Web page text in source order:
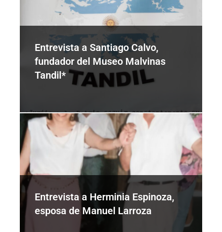
Entrevista a Santiago Calvo,
fundador del Museo Malvinas
Tandil*
Entrevista a Herminia Espinoza,
esposa de Manuel Larroza